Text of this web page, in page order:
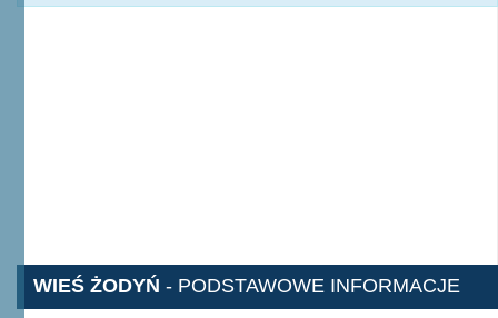
WIEŚ ŻODYŃ - PODSTAWOWE INFORMACJE